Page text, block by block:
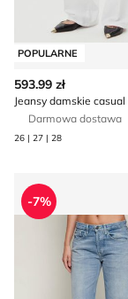
POPULARNE
593.99 zł
Jeansy damskie
Darmowa dostawa
26 | 27 | 28
DONDUP -
-7%